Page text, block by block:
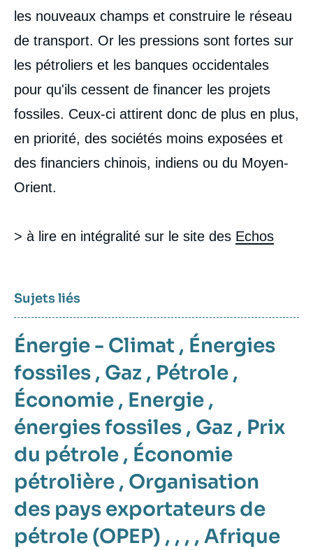
les nouveaux champs et construire le réseau
de transport. Or les pressions sont fortes sur
les pétroliers et les banques occidentales
pour qu'ils cessent de financer les projets
fossiles. Ceux-ci attirent donc de plus en plus,
en priorité, des sociétés moins exposées et
des financiers chinois, indiens ou du Moyen-
Orient.
> à lire en intégralité sur le site des Echos
Sujets liés
Énergie - Climat , Énergies
fossiles , Gaz , Pétrole ,
Économie , Energie ,
énergies fossiles , Gaz , Prix
du pétrole , Économie
pétrolière , Organisation
des pays exportateurs de
pétrole (OPEP) , , , , Afrique